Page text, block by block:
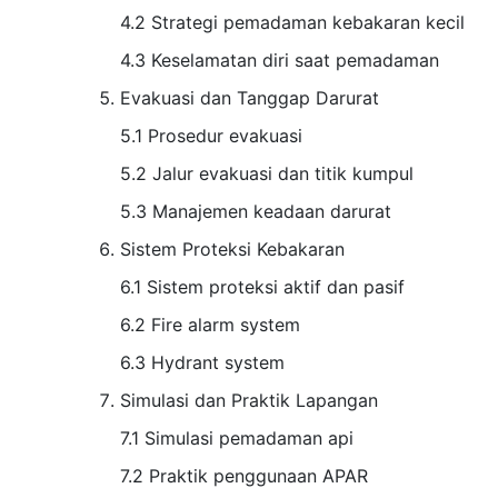
4.2 Strategi pemadaman kebakaran kecil
4.3 Keselamatan diri saat pemadaman
Evakuasi dan Tanggap Darurat
5.1 Prosedur evakuasi
5.2 Jalur evakuasi dan titik kumpul
5.3 Manajemen keadaan darurat
Sistem Proteksi Kebakaran
6.1 Sistem proteksi aktif dan pasif
6.2 Fire alarm system
6.3 Hydrant system
Simulasi dan Praktik Lapangan
7.1 Simulasi pemadaman api
7.2 Praktik penggunaan APAR